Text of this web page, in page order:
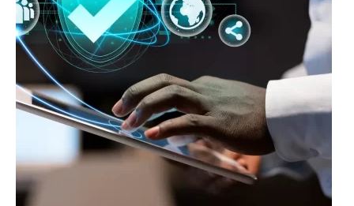
SUCESSO
DE
SHOPPING
CENTERS